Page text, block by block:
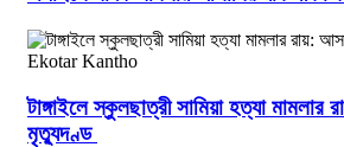
টাঙ্গাইলে স্কুলছাত্রী সামিয়া হত্যা মামলার
মৃত্যুদণ্ড